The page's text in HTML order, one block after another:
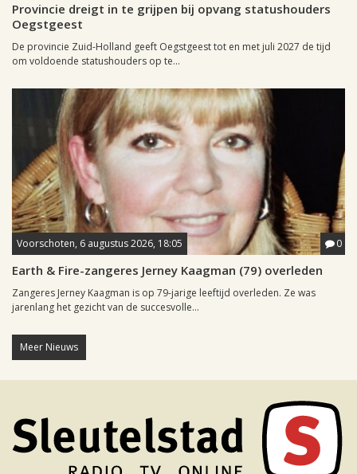
Provincie dreigt in te grijpen bij opvang statushouders
Oegstgeest
De provincie Zuid-Holland geeft Oegstgeest tot en met juli 2027 de tijd
om voldoende statushouders op te...
Voorschoten, 6 augustus 2026, 18:05 0
Earth & Fire-zangeres Jerney Kaagman (79) overleden
Zangeres Jerney Kaagman is op 79-jarige leeftijd overleden. Ze was
jarenlang het gezicht van de succesvolle...
Meer Nieuws